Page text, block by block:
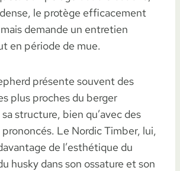
le protège efficacement
demande un entretien
en période de mue.
présente souvent des
plus proches du berger
structure, bien qu’avec des
Le Nordic Timber, lui,
de l’esthétique du
husky dans son ossature et son